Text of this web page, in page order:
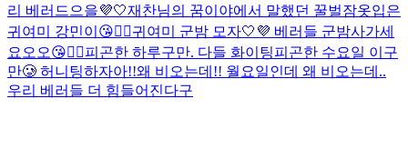
리 베러드으을💜🤍재찬님의 꿈이야에서 말했던 꿀벌잠옷입은
귀여미 강민이😘👍🏻귀여미 군밤 모자🤍💜 베러들 군밤사가세
요오오😘👍🏻피곤한 하루구만. 다들 화이팅피곤한 수요일 이구
만🥲 허니팅하자아!!왜 비오는데!! 월요일인데 왜 비오는데..
우리 베러들 더 힘들어진다구